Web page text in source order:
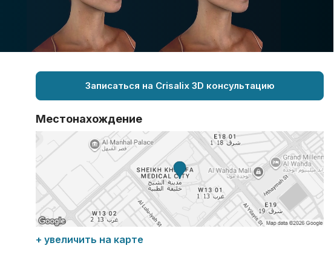
Записаться на Crisalix 3D консультацию
Местонахождение
+ увеличить на карте